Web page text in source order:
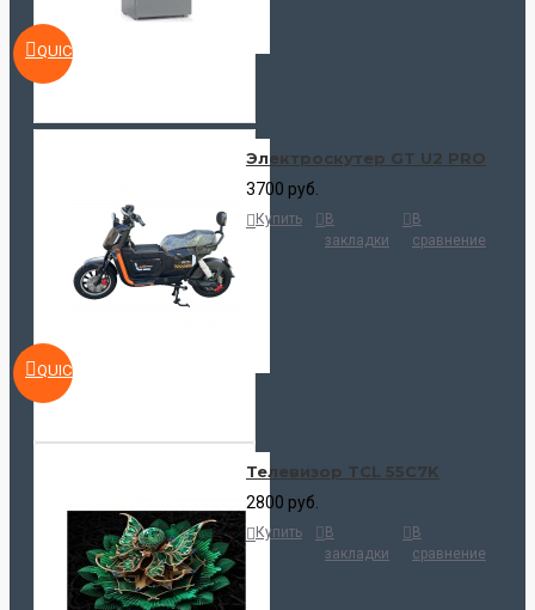
QUICKVIEW
QUICKVIEW
Электроскутер GT U2 PRO
3700 руб.
Купить
В
закладки
В
сравнение
Телевизор TCL 55C7K
2800 руб.
Купить
В
закладки
В
сравнение